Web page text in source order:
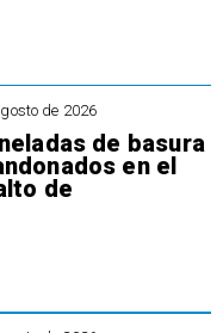
de 2026
de basura
en el
de